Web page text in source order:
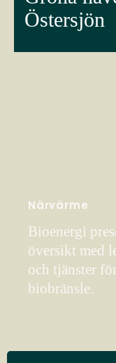
Östersjön
Närvärme
Bioenergi
översikt med
och tjänster
biobränsle.